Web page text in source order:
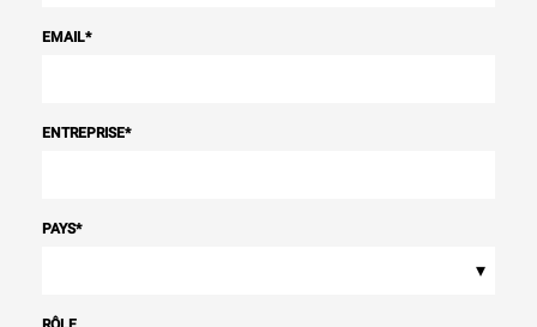
EMAIL*
ENTREPRISE*
PAYS*
▾